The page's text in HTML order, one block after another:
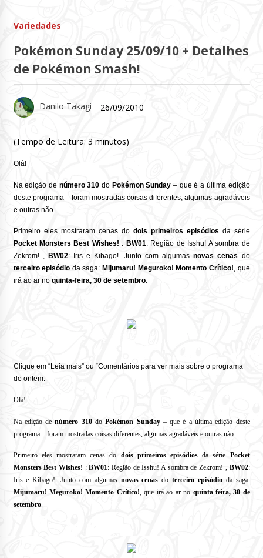
Variedades
Pokémon Sunday 25/09/10 + Detalhes
de Pokémon Smash!
Danilo Takagi 26/09/2010
(Tempo de Leitura: 3 minutos)
Olá!
Na edição de número 310 do Pokémon Sunday – que é a última edição
deste programa – foram mostradas coisas diferentes, algumas agradáveis
e outras não.
Primeiro eles mostraram cenas do dois primeiros episódios da série
Pocket Monsters Best Wishes! : BW01: Região de Isshu! A sombra de
Zekrom! , BW02: Iris e Kibago!. Junto com algumas novas cenas do
terceiro episódio da saga: Mijumaru! Meguroko! Momento Crítico!, que
irá ao ar no quinta-feira, 30 de setembro.
Clique em “Leia mais” ou “Comentários para ver mais sobre o programa
de ontem.
Olá!
Na edição de número 310doPokémon Sunday – que é a última edição deste
programa – foram mostradas coisas diferentes, algumas agradáveis e outras não.
Primeiro eles mostraram cenas do dois primeiros episódios da série Pocket
Monsters Best Wishes! : BW01: Região de Isshu! A sombra de Zekrom! , BW02:
Iris e Kibago!. Junto com algumas novas cenas do terceiro episódio da saga:
Mijumaru! Meguroko! Momento Crítico!, que irá ao ar no quinta-feira, 30 de
setembro.